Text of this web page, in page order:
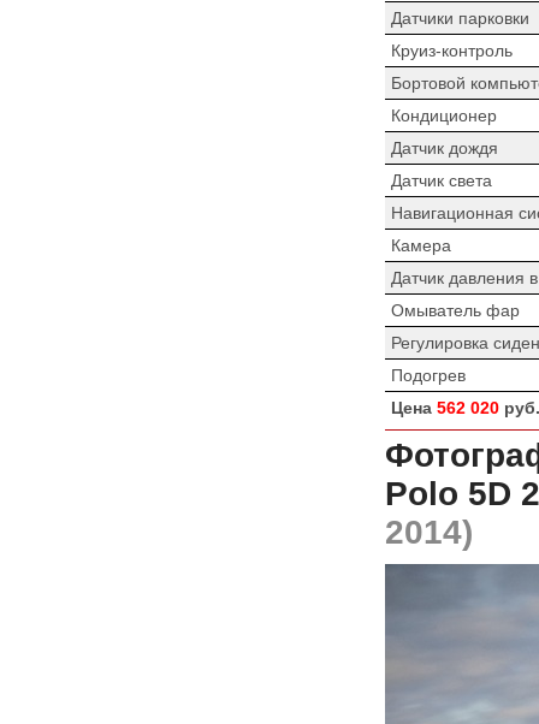
Датчики парковки
Круиз-контроль
Бортовой
Кондиционер
Датчик дождя
Датчик света
Навигационная
Камера
Датчик давления
Омыватель фар
Регулировка
Подогрев
Цена 562 020руб.
Polo 5D
2014)